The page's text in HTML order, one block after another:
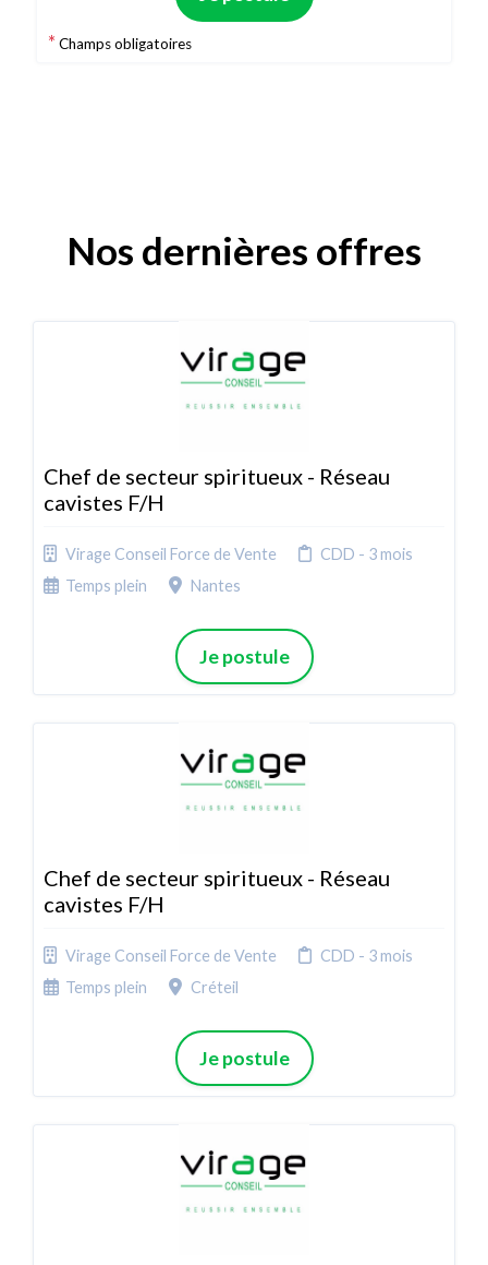
* Champs obligatoires
Nos dernières offres
Chef de secteur spiritueux - Réseau
cavistes F/H
Virage Conseil Force de Vente
CDD - 3 mois
Temps plein
Nantes
Je postule
Chef de secteur spiritueux - Réseau
cavistes F/H
Virage Conseil Force de Vente
CDD - 3 mois
Temps plein
Créteil
Je postule